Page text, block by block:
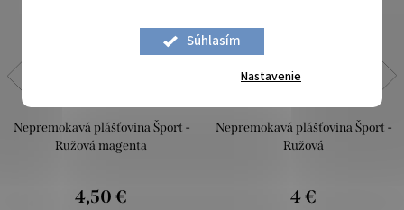
Súhlasím
Nastavenie
Nepremokavá plášťovina Šport -
Ružová magenta
4,50 €
Nepremokavá plášťovina Šport -
Ružová
4 €